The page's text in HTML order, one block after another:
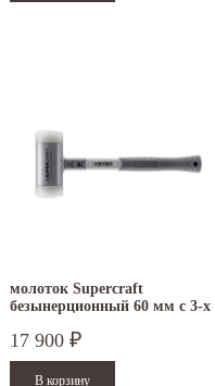
молоток Supercraft
безынерционный 60 мм с 3-х
3399.060
17 900 ₽